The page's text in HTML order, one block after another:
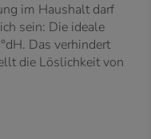
im Haushalt darf
sein: Die ideale
Das verhindert
die Löslichkeit von